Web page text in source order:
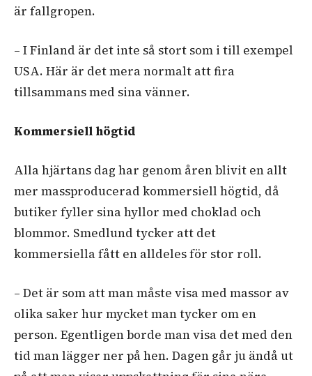
är fallgropen.
– I Finland är det inte så stort som i till exempel
USA. Här är det mera normalt att fira
tillsammans med sina vänner.
Kommersiell högtid
Alla hjärtans dag har genom åren blivit en allt
mer massproducerad kommersiell högtid, då
butiker fyller sina hyllor med choklad och
blommor. Smedlund tycker att det
kommersiella fått en alldeles för stor roll.
– Det är som att man måste visa med massor av
olika saker hur mycket man tycker om en
person. Egentligen borde man visa det med den
tid man lägger ner på hen. Dagen går ju ändå ut